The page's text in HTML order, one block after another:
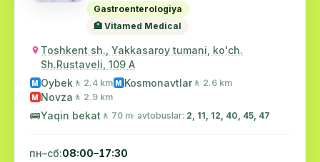
Gastroenterologiya
🏥 Vitamed Medical
Toshkent sh., Yakkasaroy tumani, ko'ch.
Sh.Rustaveli, 109 A
M Oybek 🚶 2.4 km M Kosmonavtlar 🚶 2.6 km
M Novza 🚶 2.9 km
🚌Yaqin bekat 🚶 70 m· avtobuslar: 2, 11, 12, 40, 45, 47
пн–сб:08:00–17:30